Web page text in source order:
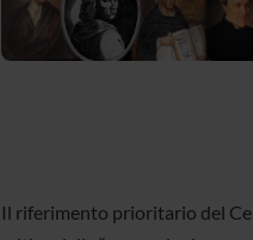
Il riferimento prioritario del